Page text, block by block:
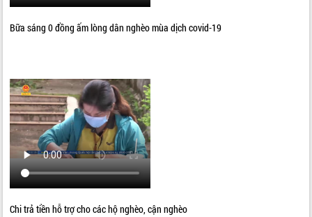
Bữa sáng 0 đồng ấm lòng dân nghèo mùa dịch covid-19
Chi trả tiền hỗ trợ cho các hộ nghèo, cận nghèo